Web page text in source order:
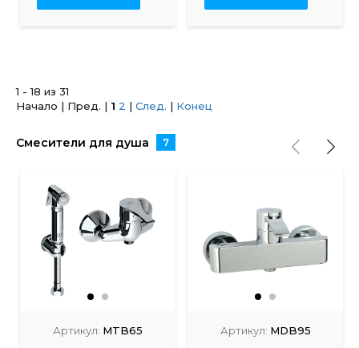
1 - 18 из 31
Начало | Пред. | 1 2 | След. | Конец
Смесители для душа 7
Артикул: MTB65 Артикул: MDB95